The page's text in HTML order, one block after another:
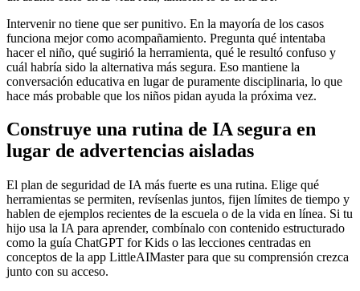
Intervenir no tiene que ser punitivo. En la mayoría de los casos
funciona mejor como acompañamiento. Pregunta qué intentaba
hacer el niño, qué sugirió la herramienta, qué le resultó confuso y
cuál habría sido la alternativa más segura. Eso mantiene la
conversación educativa en lugar de puramente disciplinaria, lo que
hace más probable que los niños pidan ayuda la próxima vez.
Construye una rutina de IA segura en
lugar de advertencias aisladas
El plan de seguridad de IA más fuerte es una rutina. Elige qué
herramientas se permiten, revísenlas juntos, fijen límites de tiempo y
hablen de ejemplos recientes de la escuela o de la vida en línea. Si tu
hijo usa la IA para aprender, combínalo con contenido estructurado
como la guía ChatGPT for Kids o las lecciones centradas en
conceptos de la app LittleAIMaster para que su comprensión crezca
junto con su acceso.